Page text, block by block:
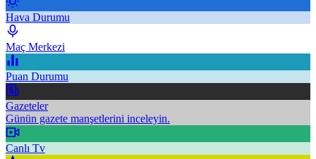
Hava Durumu
Maç Merkezi
Puan Durumu
Gazeteler
Günün gazete manşetlerini inceleyin.
Canlı Tv